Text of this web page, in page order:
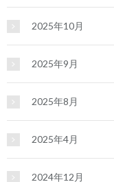
2025年10月
2025年9月
2025年8月
2025年4月
2024年12月